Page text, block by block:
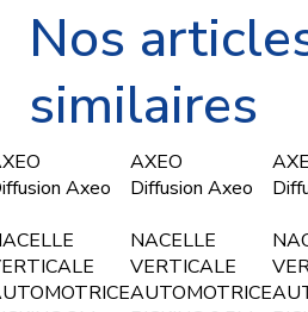
Nos
similaires
Axeo
AXEO
Diffusion Axeo
NACELLE
VERTICALE
AUTOMOTRICE